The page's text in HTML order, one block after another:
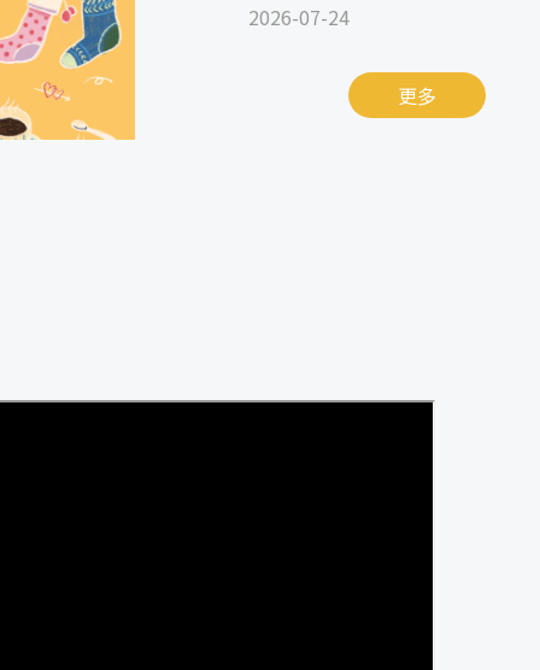
2026-07-24
更多